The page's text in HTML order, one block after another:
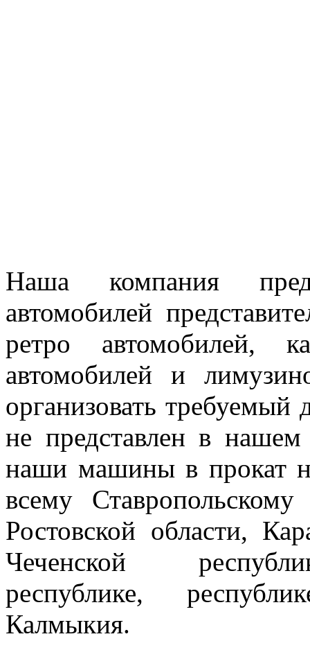
Наша компания
автомобилей
ретро автомобилей,
автомобилей и
организовать требуемый
не представлен в
наши машины в прокат
всему
Ростовской области,
Чеченской
республике,
Калмыкия.